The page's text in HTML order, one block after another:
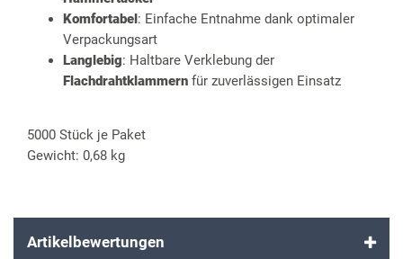
Komfortabel: Einfache Entnahme dank optimaler
Verpackungsart
Langlebig: Haltbare Verklebung der
Flachdrahtklammern für zuverlässigen Einsatz
5000 Stück je Paket
Gewicht: 0,68 kg
Artikelbewertungen